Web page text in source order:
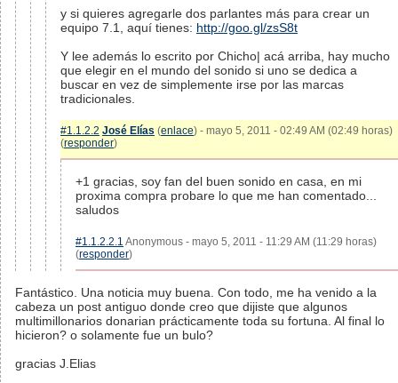
y si quieres agregarle dos parlantes más para crear un
equipo 7.1, aquí tienes: http://goo.gl/zsS8t
Y lee además lo escrito por Chicho| acá arriba, hay mucho
que elegir en el mundo del sonido si uno se dedica a
buscar en vez de simplemente irse por las marcas
tradicionales.
#1.1.2.2 José Elías (enlace) - mayo 5, 2011 - 02:49 AM (02:49 horas)
(responder)
+1 gracias, soy fan del buen sonido en casa, en mi
proxima compra probare lo que me han comentado...
saludos
#1.1.2.2.1 Anonymous - mayo 5, 2011 - 11:29 AM (11:29 horas)
(responder)
Fantástico. Una noticia muy buena. Con todo, me ha venido a la
cabeza un post antiguo donde creo que dijiste que algunos
multimillonarios donarian prácticamente toda su fortuna. Al final lo
hicieron? o solamente fue un bulo?
gracias J.Elias